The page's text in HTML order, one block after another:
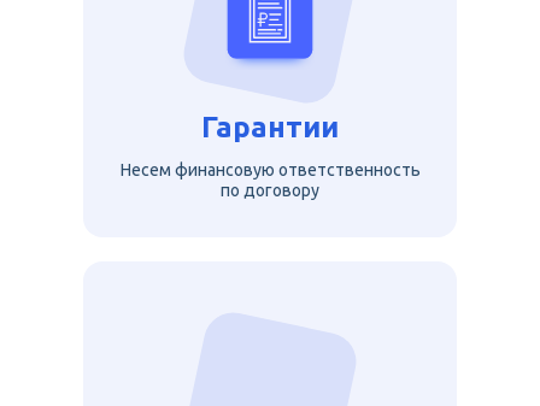
Гарантии
Несем финансовую ответственность
по договору